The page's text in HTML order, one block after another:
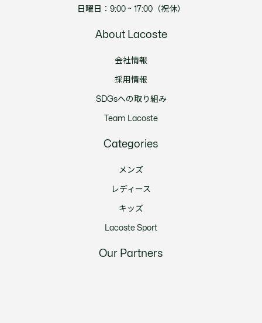
日曜日：9:00 ~ 17:00（祝休）
About Lacoste
会社情報
採用情報
SDGsへの取り組み
Team Lacoste
Categories
メンズ
レディース
キッズ
Lacoste Sport
Our Partners